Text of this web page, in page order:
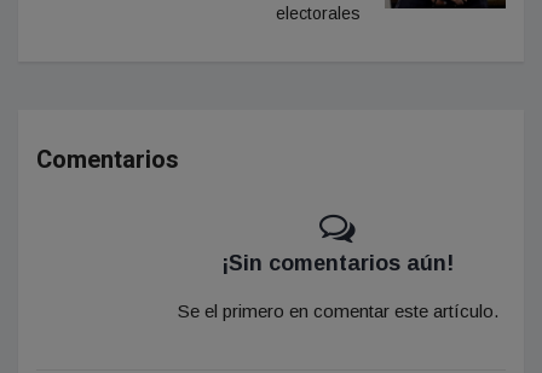
electorales
Comentarios
¡Sin comentarios aún!
Se el primero en comentar este artículo.